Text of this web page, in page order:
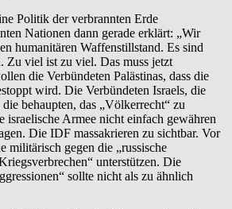
Politik der verbrannten Erde
Nationen dann gerade erklärt: „Wir
humanitären Waffenstillstand. Es sind
Zu viel ist zu viel. Das muss jetzt
die Verbündeten Palästinas, dass die
wird. Die Verbündeten Israels, die
behaupten, das „Völkerrecht“ zu
israelische Armee nicht einfach gewähren
Die IDF massakrieren zu sichtbar. Vor
militärisch gegen die „russische
unterstützen. Die
sollte nicht als zu ähnlich